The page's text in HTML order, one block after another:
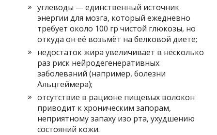
углеводы — единственный источник
энергии для мозга, который ежедневно
требует около 100 гр чистой глюкозы, но
откуда он её возьмёт на белковой диете;
недостаток жира увеличивает в несколько
раз риск нейродегенеративных
заболеваний (например, болезни
Альцгеймера);
отсутствие в рационе пищевых волокон
приводит к хроническим запорам,
неприятному запаху изо рта, ухудшению
состояний кожи.